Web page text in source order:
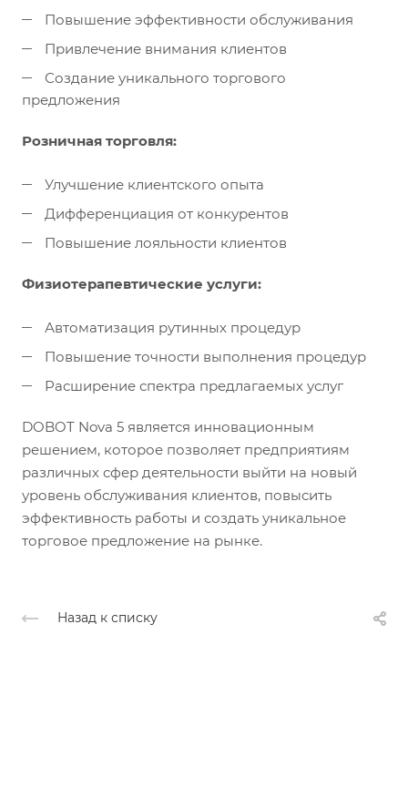
Повышение эффективности обслуживания
Привлечение внимания клиентов
Создание уникального торгового
предложения
Розничная торговля:
Улучшение клиентского опыта
Дифференциация от конкурентов
Повышение лояльности клиентов
Физиотерапевтические услуги:
Автоматизация рутинных процедур
Повышение точности выполнения процедур
Расширение спектра предлагаемых услуг
DOBOT Nova 5 является инновационным
решением, которое позволяет предприятиям
различных сфер деятельности выйти на новый
уровень обслуживания клиентов, повысить
эффективность работы и создать уникальное
торговое предложение на рынке.
Назад к списку